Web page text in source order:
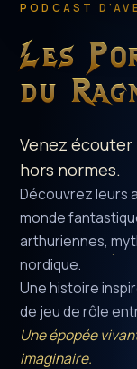
PODCAST
Les
du
Venez écouter
hors normes.
Découvrez leurs
monde
arthuriennes,
nordique.
Une histoire
de jeu de rôle
Une épopée
imaginaire.